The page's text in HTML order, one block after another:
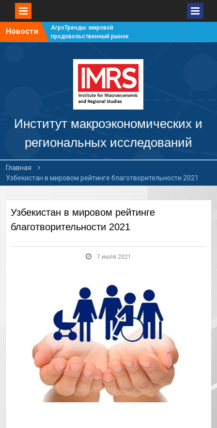
Новости
АгроТренды: мировой
продовольственный рынок
продовольственный рынок
АгроТренды: мировой
продовольственный рынок
АгроТренды: мировой
#4
Институт макроэкономических и
региональных исследований
Главная
Узбекистан в мировом рейтинге благотворительности 2021
Узбекистан в мировом рейтинге
благотворительности 2021
7 июля 2021